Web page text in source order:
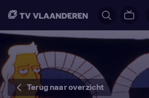
Terug naar overzicht